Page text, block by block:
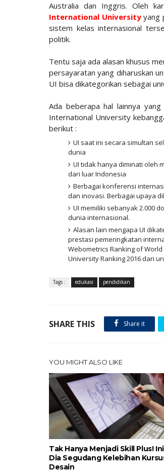
Australia dan Inggris. Oleh
International Universityyang
sistem kelas internasional
politik.
Tentu saja ada alasan khusus
persayaratan yang diharuskan
UI bisa dikategorikan sebagai
Ada beberapa hal lainnya
International University
berikut :
UI saat ini secara simultan
dunia
UI tidak hanya diminati oleh
dari luar Indonesia
Berbagai konferensi
dan inovasi. Berbagai upaya
UI memiliki sebanyak 2.000
dunia internasional.
Alasan lain mengapa UI
prestasi pemeringkatan
Webometrics Ranking of
University Ranking 2016 dari
Tags : edukasi pendidikan
SHARE THIS Share it
YOU MIGHT ALSO LIKE
Tak Hanya Menjadi Skill Plus! Ini
Dia Segudang Kelebihan
Desain